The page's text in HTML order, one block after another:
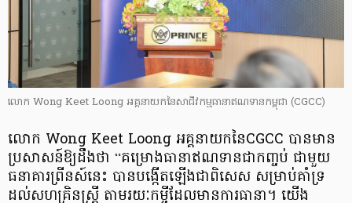
លោក Wong Keet Loong អគ្គនាយកនៃសាជីវកម្មធានាឥណទានកម្ពុជា (CGCC)
លោក Wong Keet Loong អគ្គនាយកនៃCGCC បានមាន
ប្រសាសន៍ឱ្យដឹងថា “គម្រោងធានាឥណទានជាកញ្ចប់ ជាមួយ
ធនាគារព្រីនស៍នេះ បានបង្កើតឡើងជាពិសេស សម្រាប់គាំទ្រ
ដល់សហគ្រិនស្រ្តី តាមរយៈកម្ចីដែលមានការធានា។ យើង